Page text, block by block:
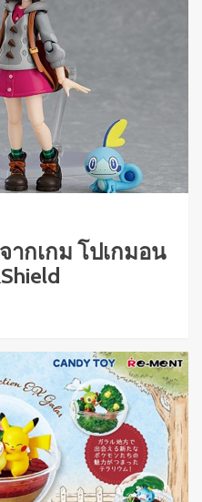
ากเกม โปเกมอน